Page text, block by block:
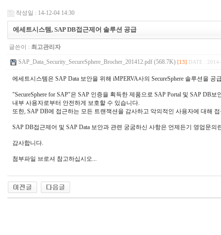
작성일 : 14-12-04 14:30
에세트시스템, SAP DB접근제어 솔루션 공급
글쓴이 : 최고관리자
SAP_Data_Security_SecureSphere_Brocher_201412.pdf (568.7K) [13] DATE :
에세트시스템은 SAP Data 보안을 위해 iMPERVA사의 SecureSphere 솔루션을 공
"SecureSphere for SAP"은 SAP 인증을 획득한 제품으로 SAP Portal 및 SAP DB
내부 사용자로부터 안전하게 보호할 수 있습니다.
또한, SAP DB에 접근하는 모든 트랜잭션을 감사하고 악의적인 사용자에 대해
SAP DB접근제어 및 SAP Data 보안과 관련 궁굼하신 사항은 언제든기 영업문
감사합니다.
첨부파일 브로셔 참고하십시오...